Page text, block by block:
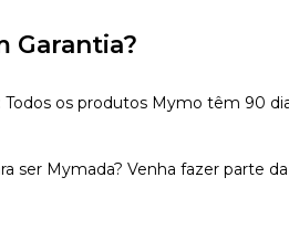
Garantia?
Todos os produtos Mymo têm 90
ser Mymada? Venha fazer parte